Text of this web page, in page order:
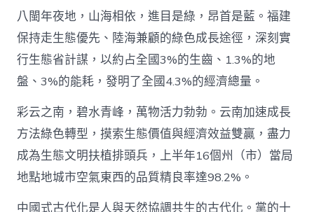
包
養
網
量
成
長
調
研
行）
_
中
國
網〉
中
八閩年夜地，山海相依，進目是綠，昂首是藍。福建
保持走生態優先、陸海兼顧的綠色成長途徑，深刻實
行生態省計謀，以約占全國3%的生齒、1.3%的地
盤、3%的能耗，發明了全國4.3%的經濟總量。
彩云之南，碧水青峰，萬物活力勃勃。云南加速成長
方法綠色轉型，摸索生態價值與經濟效益雙贏，盡力
成為生態文明扶植排頭兵，上半年16個州（市）當局
地點地城市空氣東西的品質精良率達98.2%。
中國式古代化是人與天然協調共生的古代化。黨的十